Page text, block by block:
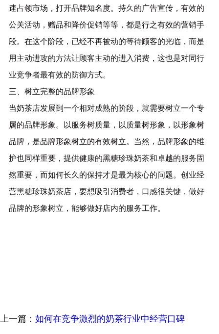
速占领市场，打开品牌知名度。持久的广告宣传，有效的
公关活动，赠品和降价促销等等，都是行之有效的营销手
段。在这个阶段，已经不再被动的等待顾客的光临，而是
用主动进攻的方法让顾客主动的进入消费，这也是对同行
业竞争者最有效的防御方式。
三、树立完整的品牌形象
当奶茶店发展到一个相对成熟的阶段，就需要树立一个专
属的品牌形象。以服务树质量，以质量树形象，以形象树
品牌，是品牌形象树立的有效树立。当然，品牌形象的维
护也同样重要，提供健康的黑糖珍珠奶茶和卓越的服务固
然重要，而如何长久的保持才是最为核心的问题。创业经
营黑糖珍珠奶茶店，要想吸引消费者，口感很关键，做好
品牌的形象树立，能够做好店内的服务工作。
上一篇： 如何在竞争激烈的奶茶行业中经营口碑